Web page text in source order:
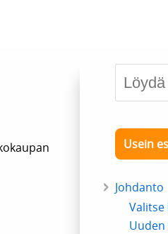
Usein
Johdanto